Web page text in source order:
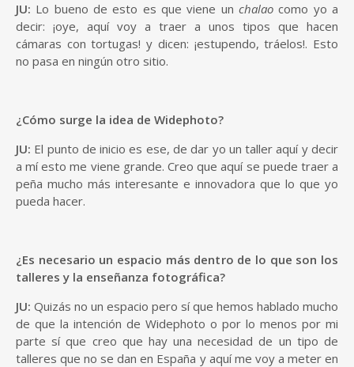
JU: Lo bueno de esto es que viene un chalao como yo a
decir: ¡oye, aquí voy a traer a unos tipos que hacen
cámaras con tortugas! y dicen: ¡estupendo, tráelos!. Esto
no pasa en ningún otro sitio.
¿Cómo surge la idea de Widephoto?
JU: El punto de inicio es ese, de dar yo un taller aquí y decir
a mí esto me viene grande. Creo que aquí se puede traer a
peña mucho más interesante e innovadora que lo que yo
pueda hacer.
¿Es necesario un espacio más dentro de lo que son los
talleres y la enseñanza fotográfica?
JU: Quizás no un espacio pero sí que hemos hablado mucho
de que la intención de Widephoto o por lo menos por mi
parte sí que creo que hay una necesidad de un tipo de
talleres que no se dan en España y aquí me voy a meter en